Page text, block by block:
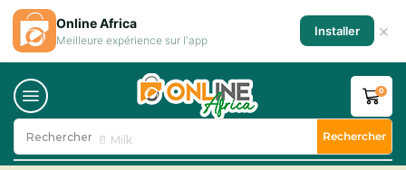
Rechercher 🥛 Milk Rechercher
0
Online Africa
Meilleure expérience sur l'app
Installer ×